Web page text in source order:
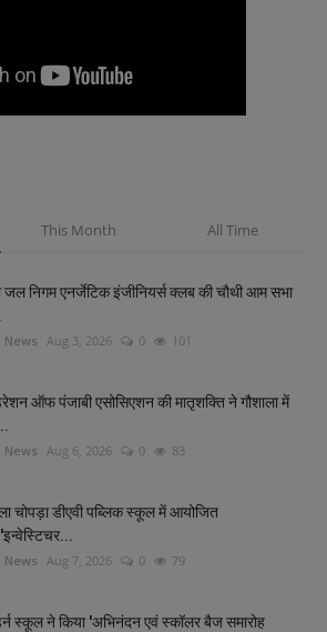
This Month All Time
जल निगम एनर्जेटिक इंजीनियर्स क्लब की चौथी आम सभा
News Aug 3, 2026 0 101
ऑफ पंजाबी एसोसिएशन की मातृशक्ति ने गौशाला में
News Aug 6, 2026 0 83
चोपड़ा डीएवी पब्लिक स्कूल में आयोजित
News Aug 7, 2026 0 79
स्कूल ने किया 'अभिनंदन एवं स्कॉलर बैज समारोह